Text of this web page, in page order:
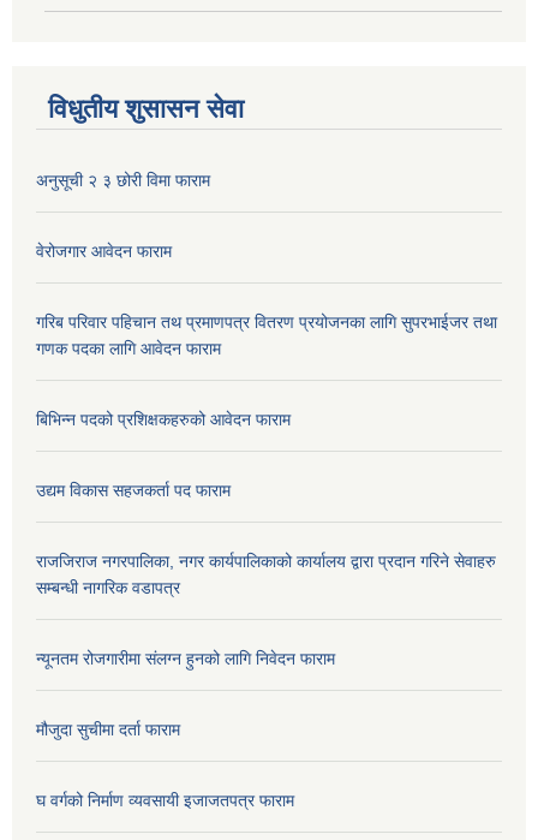
विधुतीय शुसासन सेवा
अनुसूची २ ३ छोरी विमा फाराम
वेरोजगार आवेदन फाराम
गरिब परिवार पहिचान तथ प्रमाणपत्र वितरण प्रयोजनका लागि सुपरभाईजर तथा
गणक पदका लागि आवेदन फाराम
बिभिन्न पदको प्रशिक्षकहरुको आवेदन फाराम
उद्यम विकास सहजकर्ता पद फाराम
राजजिराज नगरपालिका, नगर कार्यपालिकाको कार्यालय द्वारा प्रदान गरिने सेवाहरु
सम्बन्धी नागरिक वडापत्र
न्यूनतम रोजगारीमा संलग्न हुनको लागि निवेदन फाराम
मौजुदा सुचीमा दर्ता फाराम
घ वर्गको निर्माण व्यवसायी इजाजतपत्र फाराम